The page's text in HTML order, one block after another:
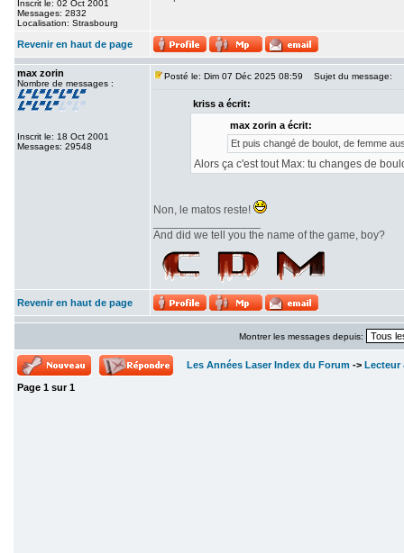
Inscrit le: 02 Oct 2001
Messages: 2832
Localisation: Strasbourg
Revenir en haut de page
max zorin
Nombre de messages :
Inscrit le: 18 Oct 2001
Messages: 29548
Posté le: Dim 07 Déc 2025 08:59 Sujet du message:
kriss a écrit:
max zorin a écrit:
Et puis changé de boulot, de femme
Alors ça c'est tout Max: tu changes de
Non, le matos reste!
And did we tell you the name of the game, boy?
Revenir en haut de page
Montrer les messages depuis:
Les Années Laser Index du Forum -> Lecteur
Page 1 sur1